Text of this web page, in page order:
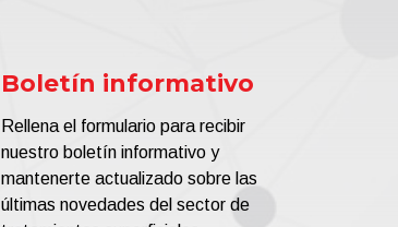
Boletín informativo
Rellena el formulario para recibir
nuestro boletín informativo y
mantenerte actualizado sobre las
últimas novedades del sector de